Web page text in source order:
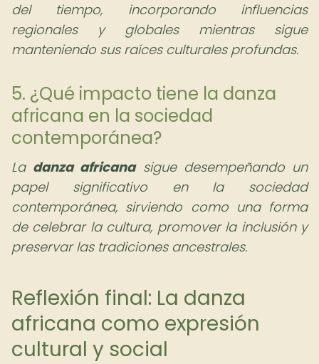
del tiempo, incorporando influencias
regionales y globales mientras sigue
manteniendo sus raíces culturales profundas.
5. ¿Qué impacto tiene la danza
africana en la sociedad
contemporánea?
La danza africanasigue desempeñando un
papel significativo en la sociedad
contemporánea, sirviendo como una forma
de celebrar la cultura, promover la inclusión y
preservar las tradiciones ancestrales.
Reflexión final: La danza
africana como expresión
cultural y social